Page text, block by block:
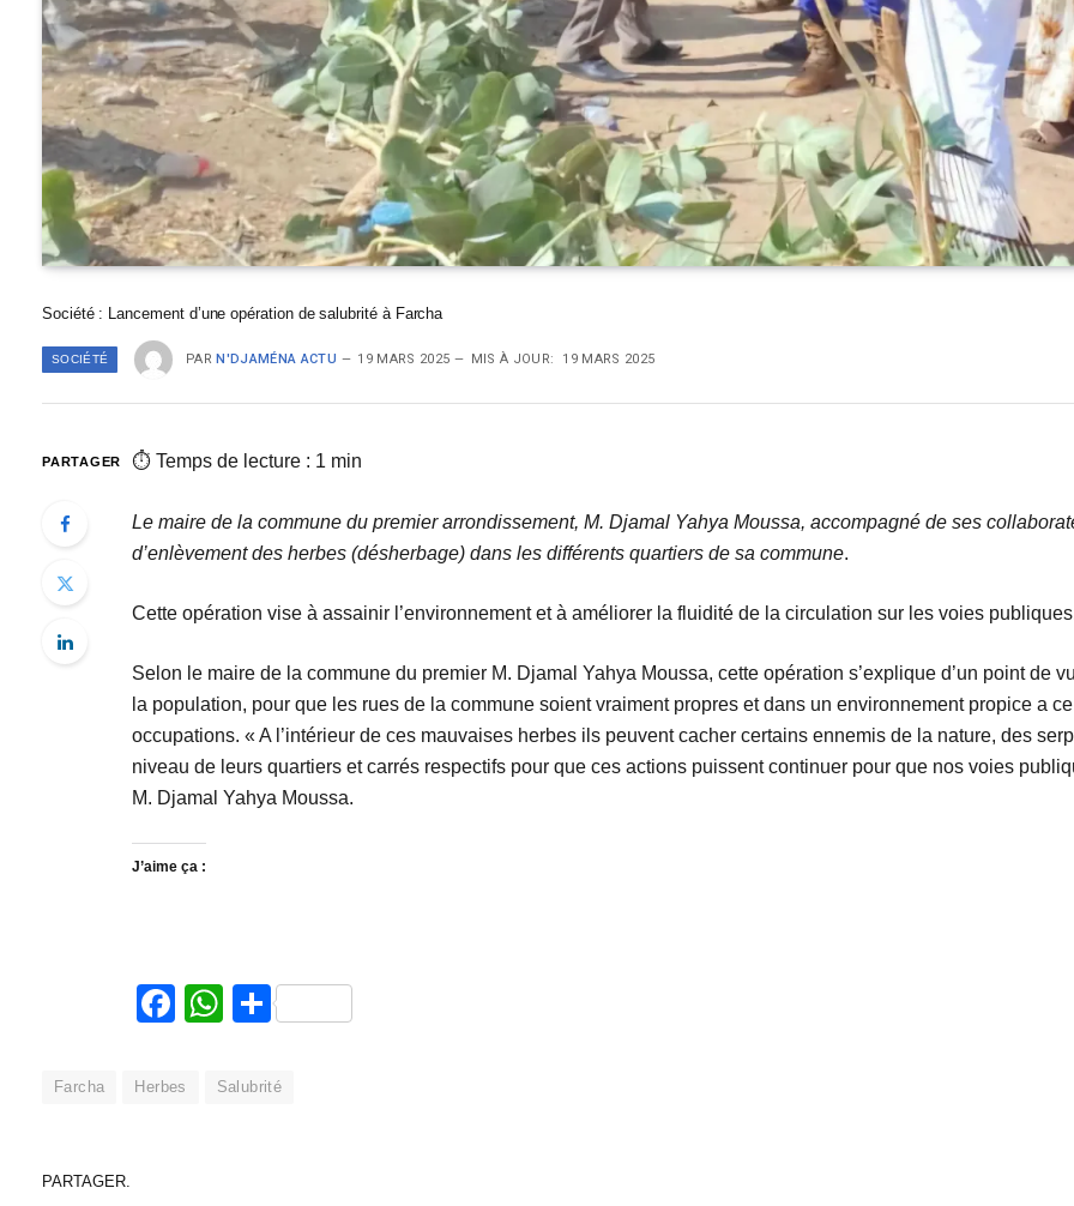
Société : Lancement d’une opération de salubrité à Farcha
SOCIÉTÉ PAR N'DJAMÉNA ACTU 19 MARS 2025 MIS À JOUR: 19 MARS 2025
PARTAGER ⏱ Temps de lecture : 1 min
Le maire de la commune du premier arrondissement, M. Djamal Yahya Moussa, accompagné de ses
d’enlèvement des herbes (désherbage) dans les différents quartiers de sa commune.
Cette opération vise à assainir l’environnement et à améliorer la fluidité de la circulation sur les voies
Selon le maire de la commune du premier M. Djamal Yahya Moussa, cette opération s’explique d’un point de
la population, pour que les rues de la commune soient vraiment propres et dans un environnement propice a
occupations. « A l’intérieur de ces mauvaises herbes ils peuvent cacher certains ennemis de la nature, des
niveau de leurs quartiers et carrés respectifs pour que ces actions puissent continuer pour que nos voies
M. Djamal Yahya Moussa.
J’aime ça :
Facebook
WhatsApp
Partager
Farcha Herbes Salubrité
PARTAGER.